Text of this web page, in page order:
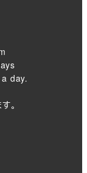
day.
。